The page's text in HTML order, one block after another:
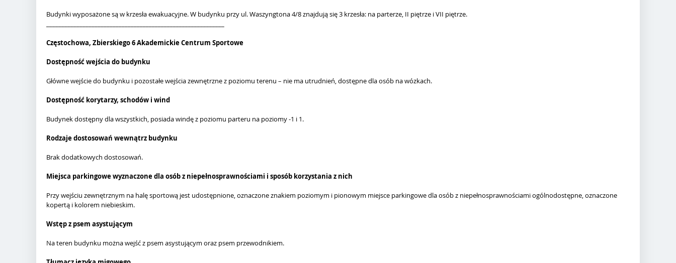
Budynki wyposażone są w krzesła ewakuacyjne. W budynku przy ul. Waszyngtona 4/8 znajdują się 3 krzesła: na parterze, II piętrze i VII piętrze.
Częstochowa, Zbierskiego 6 Akademickie Centrum Sportowe
Dostępność wejścia do budynku
Główne wejście do budynku i pozostałe wejścia zewnętrzne z poziomu terenu – nie ma utrudnień, dostępne dla osób na wózkach.
Dostępność korytarzy, schodów i wind
Budynek dostępny dla wszystkich, posiada windę z poziomu parteru na poziomy -1 i 1.
Rodzaje dostosowań wewnątrz budynku
Brak dodatkowych dostosowań.
Miejsca parkingowe wyznaczone dla osób z niepełnosprawnościami i sposób korzystania z nich
Przy wejściu zewnętrznym na halę sportową jest udostępnione, oznaczone znakiem poziomym i pionowym miejsce parkingowe dla osób z niepełnosprawnościami ogólnodostępne, oznaczone
kopertą i kolorem niebieskim.
Wstęp z psem asystującym
Na teren budynku można wejść z psem asystującym oraz psem przewodnikiem.